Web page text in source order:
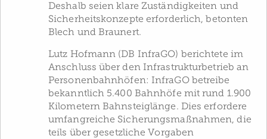
Deshalb seien klare Zuständigkeiten und
Sicherheitskonzepte erforderlich, betonten
Blech und Braunert.
Lutz Hofmann (DB InfraGO) berichtete im
Anschluss über den Infrastrukturbetrieb an
Personenbahnhöfen: InfraGO betreibe
bekanntlich 5.400 Bahnhöfe mit rund 1.900
Kilometern Bahnsteiglänge. Dies erfordere
umfangreiche Sicherungsmaßnahmen, die
teils über gesetzliche Vorgaben